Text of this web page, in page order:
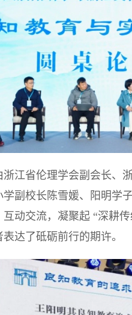
江省伦理学会副会长、
副校长陈雪媛、阳明学
动交流，凝聚起 “深耕
达了砥砺前行的期许。